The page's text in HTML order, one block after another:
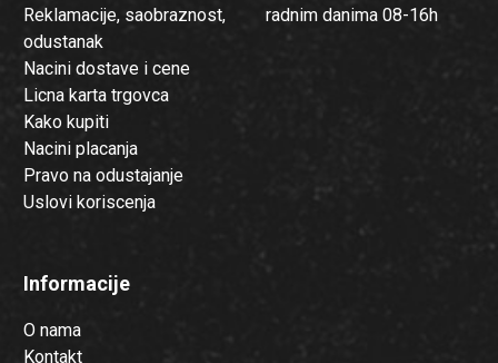
Reklamacije, saobraznost,
odustanak
Nacini dostave i cene
Licna karta trgovca
Kako kupiti
Nacini placanja
Pravo na odustajanje
Uslovi koriscenja
radnim danima 08-16h
Informacije
O nama
Kontakt